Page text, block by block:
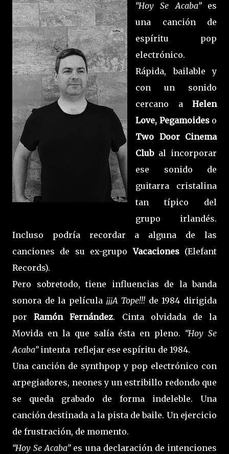
“Hoy Se Acaba”es
una canción de
espíritu pop
electrónico.
Rápida, bailable y
con un sonido
cercano a Helen
Love, Pegamoides o
Two Door Cinema
Club al incorporar
ese sonido de
guitarra cristalina
tan típico del
grupo irlandés.
Incluso podría recordar a alguna de las
canciones de su ex-grupo Vacaciones (Elefant
Records).
Pero sobretodo, tiene influencias de la banda
sonora de la película ¡¡¡A Tope!!! de 1984 dirigida
porRamón Fernández. Cinta olvidada de la
Movida en la que salía ésta en pleno. “Hoy Se
Acaba” intenta reflejar ese espíritu de 1984.
Una canción de synthpop y pop electrónico con
arpegiadores, neones y un estribillo redondo que
se queda grabado de forma indeleble. Una
canción destinada a la pista de baile. Un ejercicio
de frustración, de momento.
“Hoy Se Acaba”es una declaración de intenciones